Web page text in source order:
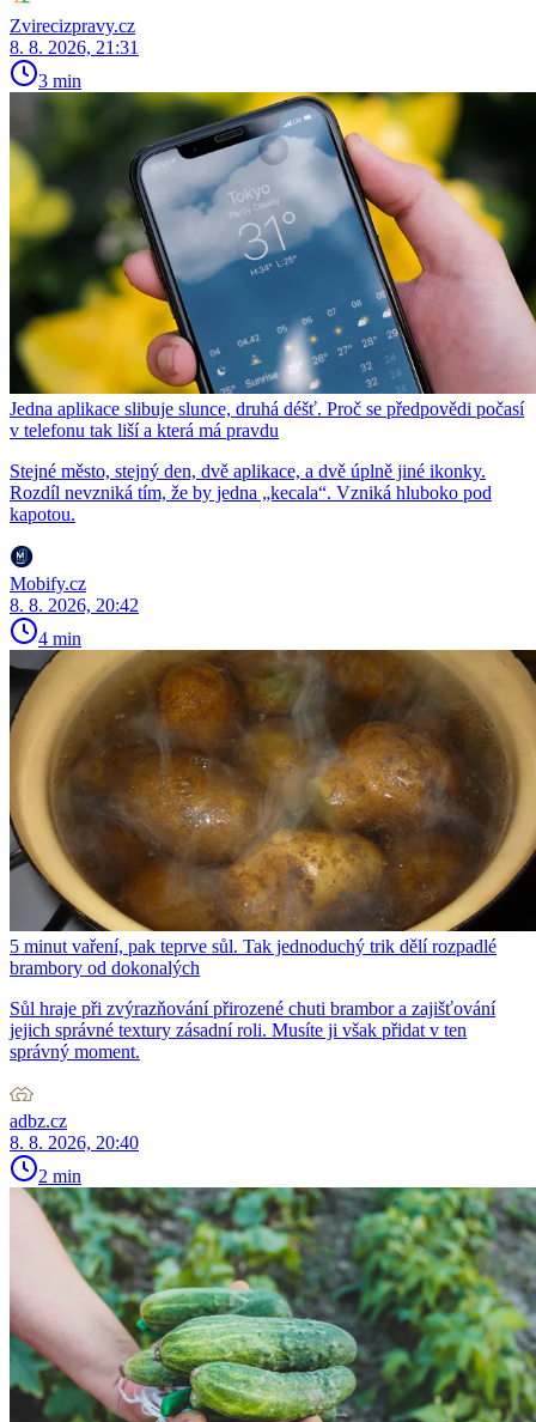
Zvirecizpravy.cz
8. 8. 2026, 21:31
3 min
Jedna aplikace slibuje slunce, druhá déšť. Proč se předpovědi počasí
v telefonu tak liší a která má pravdu
Stejné město, stejný den, dvě aplikace, a dvě úplně jiné ikonky.
Rozdíl nevzniká tím, že by jedna „kecala“. Vzniká hluboko pod
kapotou.
Mobify.cz
8. 8. 2026, 20:42
4 min
5 minut vaření, pak teprve sůl. Tak jednoduchý trik dělí rozpadlé
brambory od dokonalých
Sůl hraje při zvýrazňování přirozené chuti brambor a zajišťování
jejich správné textury zásadní roli. Musíte ji však přidat v ten
správný moment.
adbz.cz
8. 8. 2026, 20:40
2 min